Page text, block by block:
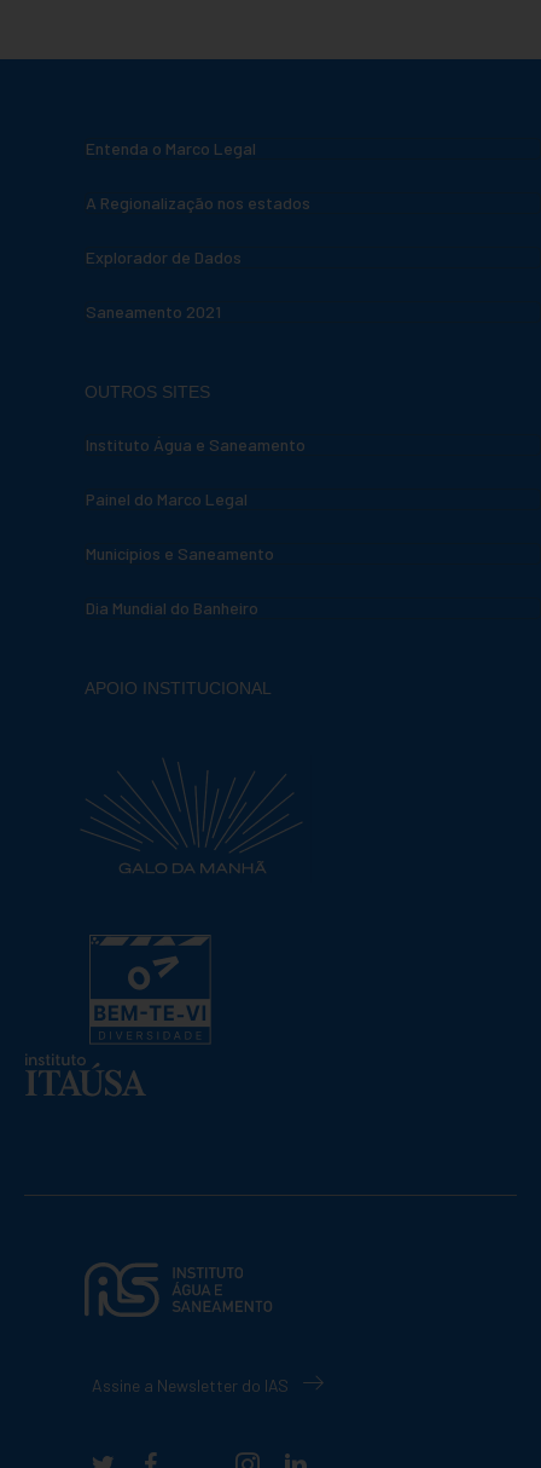
Entenda o Marco Legal
A Regionalização nos estados
Explorador de Dados
Saneamento 2021
OUTROS SITES
Instituto Água e Saneamento
Painel do Marco Legal
Municípios e Saneamento
Dia Mundial do Banheiro
APOIO INSTITUCIONAL
Assine a Newsletter do IAS